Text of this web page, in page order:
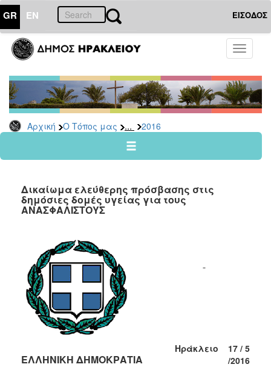
GR EN ΕΙΣΟΔΟΣ
Toggle
Αρχική Ο Τόπος μας ... 2016
ΤΟΠΟΣ
ΜΑΣ
Ανακοινώσεις
Αρχείο
2026
2024
2022
2021
2019
2018
2016
2015
2011
Δικαίωμα ελεύθερης πρόσβασης στις
δημόσιες δομές υγείας για τους
ΑΝΑΣΦΑΛΙΣΤΟΥΣ
ΕΛΛΗΝΙΚΗ ΔΗΜΟΚΡΑΤΙΑ
Ηράκλειο 17 / 5
/2016